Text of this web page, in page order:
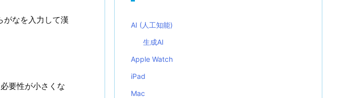
がなを入力して漢
要性が小さくな
AI (人工知能)
生成AI
Apple Watch
iPad
Mac